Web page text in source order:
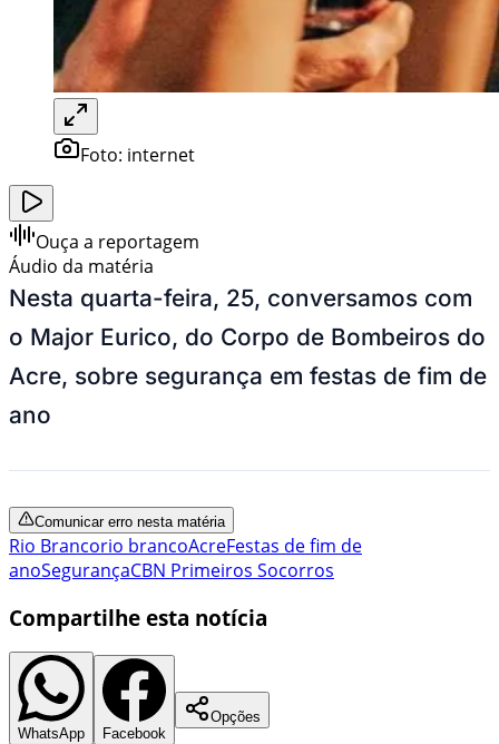
Foto: internet
Ouça a reportagem
Áudio da matéria
Nesta quarta-feira, 25, conversamos com
o Major Eurico, do Corpo de Bombeiros do
Acre, sobre segurança em festas de fim de
ano
Comunicar erro nesta matéria
Rio Brancorio brancoAcreFestas de fim de
anoSegurançaCBN Primeiros Socorros
Compartilhe esta notícia
WhatsApp Facebook
Opções